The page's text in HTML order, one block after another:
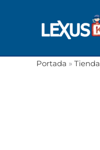
Portada » Tienda